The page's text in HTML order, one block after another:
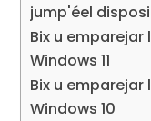
jump'éel
Bix u emparejar
Windows 11
Bix u emparejar
Windows 10